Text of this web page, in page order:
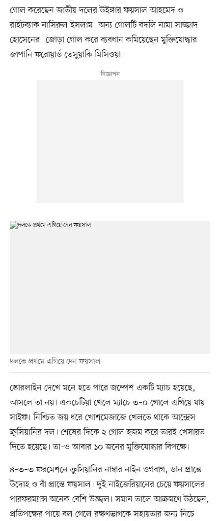
গোল করেছেন জাতীয় দলের উইঙ্গার ফয়সাল আহমেদ ও
রাইটব্যাক নাসিরুল ইসলাম। অন্য গোলটি বদলি নামা সাজ্জাদ
হোসেনের। জোড়া গোল করে ব্যবধান কমিয়েছেন মুক্তিযোদ্ধার
জাপানি ফরোয়ার্ড তেসুয়াকি মিসিওয়া।
দলকে প্রথমে এগিয়ে দেন ফয়সাল
স্কোরলাইন দেখে মনে হতে পারে জম্পেশ একটি ম্যাচ হয়েছে,
আসলে তা নয়। একচেটিয়া খেলে ম্যাচে ৩–০ গোলে এগিয়ে যায়
সাইফ। নিশ্চিত জয় ধরে খোশমেজাজে খেলতে থাকে আন্দ্রেস
ক্রুসিয়ানির দল। শেষের দিকে ২ গোল হজম করে তারই খেসারত
দিতে হয়েছে। তা–ও আবার ১০ জনের মুক্তিযোদ্ধার বিপক্ষে।
৪–৩–৩ ফরমেশনে ক্রুসিয়ানির নাম্বার নাইন ওগবাগ, ডান প্রান্তে
উদোহ ও বাঁ প্রান্তে ফয়সাল। দুই নাইজেরিয়ানের চেয়ে ফয়সালের
পারফরম্যান্স অনেক বেশি উজ্জ্বল। সমান তালে আক্রমণে উঠছেন,
প্রতিপক্ষের পায়ে বল গেলে রক্ষণভাগকে সহায়তার জন্য নিচে